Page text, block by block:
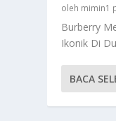
oleh mimin1
Burberry
Ikonik Di
BACA